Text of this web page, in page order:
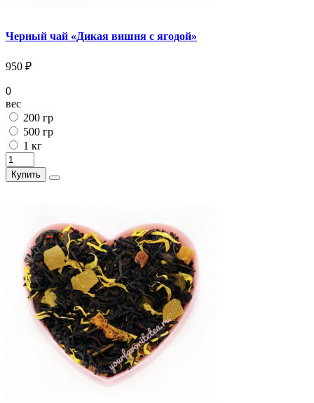
Черный чай «Дикая вишня с ягодой»
950 ₽
0
вес
200 гр
500 гр
1 кг
Купить